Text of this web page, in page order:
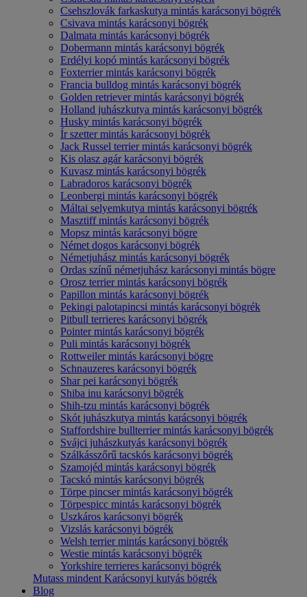
Csehszlovák farkaskutya mintás karácsonyi bögrék
Csivava mintás karácsonyi bögrék
Dalmata mintás karácsonyi bögrék
Dobermann mintás karácsonyi bögrék
Erdélyi kopó mintás karácsonyi bögrék
Foxterrier mintás karácsonyi bögrék
Francia bulldog mintás karácsonyi bögrék
Golden retriever mintás karácsonyi bögrék
Holland juhászkutya mintás karácsonyi bögrék
Husky mintás karácsonyi bögrék
Ír szetter mintás karácsonyi bögrék
Jack Russel terrier mintás karácsonyi bögrék
Kis olasz agár karácsonyi bögrék
Kuvasz mintás karácsonyi bögrék
Labradoros karácsonyi bögrék
Leonbergi mintás karácsonyi bögrék
Máltai selyemkutya mintás karácsonyi bögrék
Masztiff mintás karácsonyi bögrék
Mopsz mintás karácsonyi bögre
Német dogos karácsonyi bögrék
Németjuhász mintás karácsonyi bögrék
Ordas színű németjuhász karácsonyi mintás bögre
Orosz terrier mintás karácsonyi bögrék
Papillon mintás karácsonyi bögrék
Pekingi palotapincsi mintás karácsonyi bögrék
Pitbull terrieres karácsonyi bögrék
Pointer mintás karácsonyi bögrék
Puli mintás karácsonyi bögrék
Rottweiler mintás karácsonyi bögre
Schnauzeres karácsonyi bögrék
Shar pei karácsonyi bögrék
Shiba inu karácsonyi bögrék
Shih-tzu mintás karácsonyi bögrék
Skót juhászkutya mintás karácsonyi bögrék
Staffordshire bullterrier mintás karácsonyi bögrék
Svájci juhászkutyás karácsonyi bögrék
Szálkásszőrű tacskós karácsonyi bögrék
Szamojéd mintás karácsonyi bögrék
Tacskó mintás karácsonyi bögrék
Törpe pincser mintás karácsonyi bögrék
Törpespicc mintás karácsonyi bögrék
Uszkáros karácsonyi bögrék
Vizslás karácsonyi bögrék
Welsh terrier mintás karácsonyi bögrék
Westie mintás karácsonyi bögrék
Yorkshire terrieres karácsonyi bögrék
Mutass mindent Karácsonyi kutyás bögrék
Blog